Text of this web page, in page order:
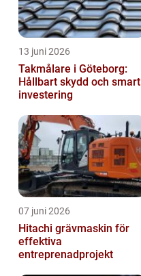
13 juni 2026
Takmålare i Göteborg:
Hållbart skydd och smart
investering
07 juni 2026
Hitachi grävmaskin för
effektiva
entreprenadprojekt